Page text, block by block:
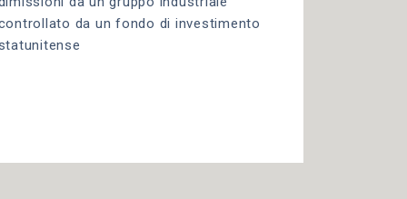
da un fondo di investimento